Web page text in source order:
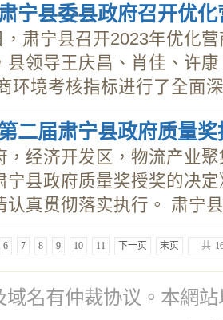
宁县委县政府召开优
，肃宁县召开2023年优化
县领导王庆昌、肖佳、许
环境考核指标进行了全面
二届肃宁县政府质量奖
，经济开发区，物流产业
宁县政府质量奖授奖的决
认真贯彻落实执行。 肃宁
6 7 8 9 10 11 下一页 末页 共
域名有仲裁协议。本網